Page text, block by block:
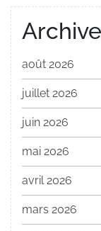
Archive
août 2026
juillet 2026
juin 2026
mai 2026
avril 2026
mars 2026